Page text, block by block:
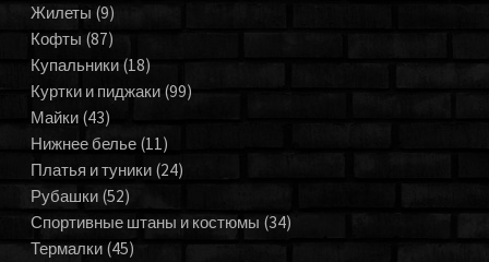
Жилеты (9)
Кофты (87)
Купальники (18)
Куртки и пиджаки (99)
Майки (43)
Нижнее белье (11)
Платья и туники (24)
Рубашки (52)
Спортивные штаны и костюмы (34)
Термалки (45)